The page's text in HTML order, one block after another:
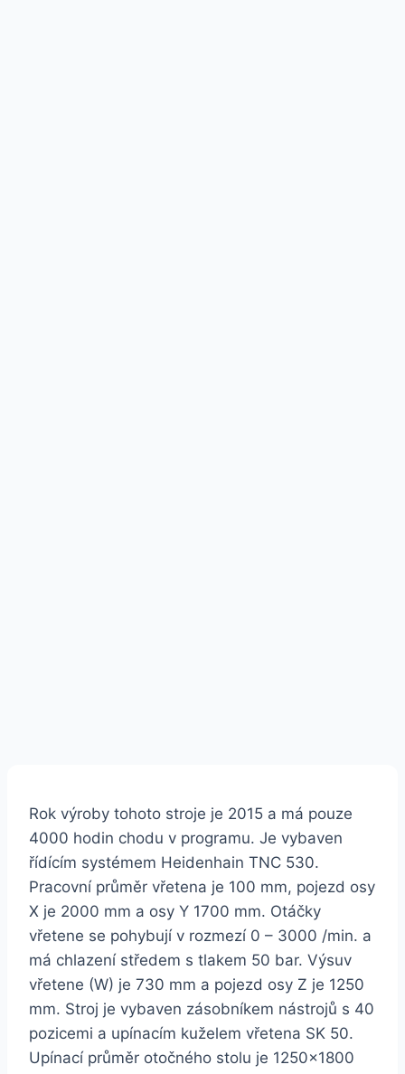
Rok výroby tohoto stroje je 2015 a má pouze
4000 hodin chodu v programu. Je vybaven
řídícím systémem Heidenhain TNC 530.
Pracovní průměr vřetena je 100 mm, pojezd osy
X je 2000 mm a osy Y 1700 mm. Otáčky
vřetene se pohybují v rozmezí 0 – 3000 /min. a
má chlazení středem s tlakem 50 bar. Výsuv
vřetene (W) je 730 mm a pojezd osy Z je 1250
mm. Stroj je vybaven zásobníkem nástrojů s 40
pozicemi a upínacím kuželem vřetena SK 50.
Upínací průměr otočného stolu je 1250×1800